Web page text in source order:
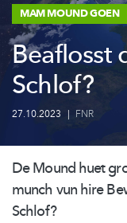
MAM MOUND GOEN
Beaflosst
Schlof?
27.10.2023 | FNR
De Mound huet
munch vun hire
Schlof?